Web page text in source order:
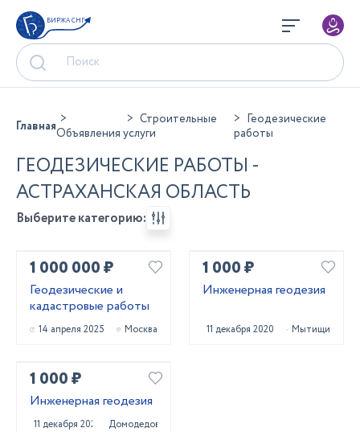
БИРЖА СНГ
ГлавнаяОбъявления
Строительные
услуги
Геодезические
работы
ГЕОДЕЗИЧЕСКИЕ РАБОТЫ -
АСТРАХАНСКАЯ ОБЛАСТЬ
Выберите категорию:
1 000 000 ₽
Геодезические и
кадастровые работы
14 апреля 2025 Москва
1 000 ₽
Инженерная геодезия
11 декабря 2020 Мытищи
1 000 ₽
Инженерная геодезия
11 декабря 2020 Домодедово